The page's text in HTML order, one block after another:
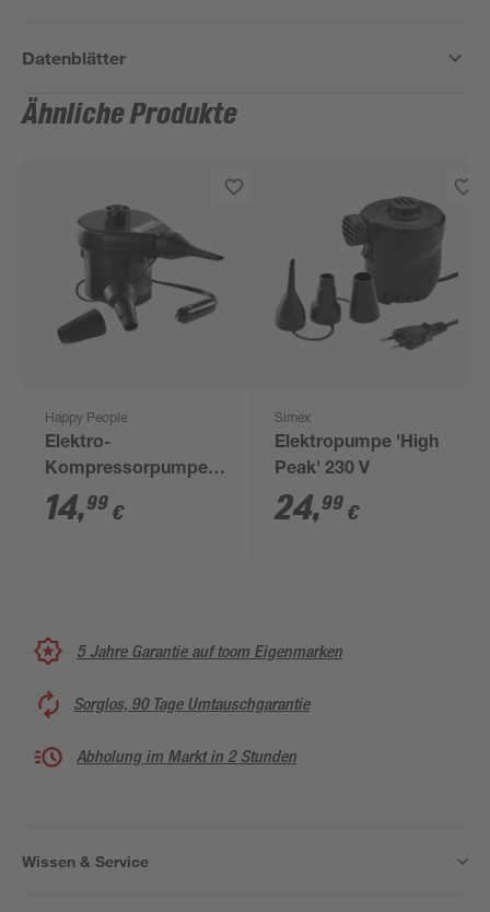
Datenblätter
Ähnliche Produkte
Happy People
Elektro-
Kompressorpumpe
12 V, verschiedene
Adapter
14,99 €
Simex
Elektropumpe 'High
Peak' 230 V
24,99 €
5 Jahre Garantie auf toom Eigenmarken
Sorglos, 90 Tage Umtauschgarantie
Abholung im Markt in 2 Stunden
Wissen & Service